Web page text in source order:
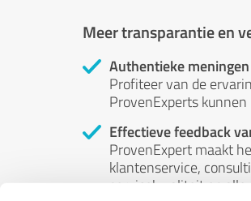
Meer transparantie en
Authentieke
Profiteer van de
ProvenExperts
Effectieve feedback
ProvenExpert maakt
klantenservice,
servicekwaliteit op alle